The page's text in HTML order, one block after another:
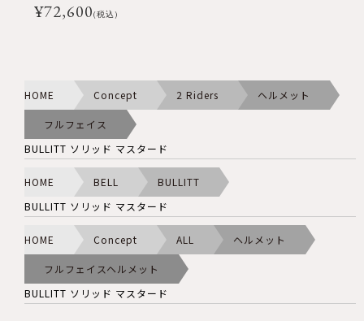
¥72,600(税込)
HOME Concept 2 Riders ヘルメット
フルフェイス
BULLITT ソリッド マスタード
HOME BELL
BULLITT
BULLITT ソリッド マスタード
HOME Concept ALL ヘルメット
フルフェイスヘルメット
BULLITT ソリッド マスタード